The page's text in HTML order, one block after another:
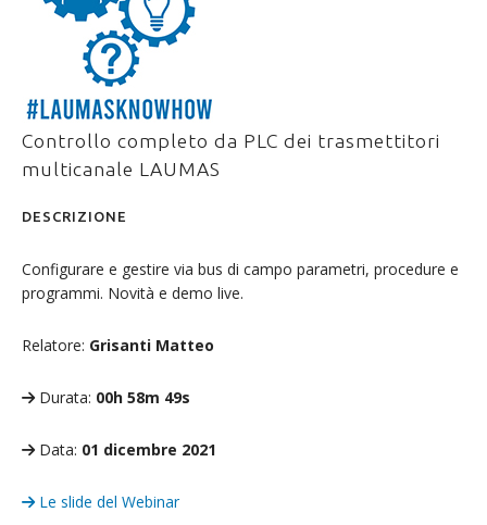
Controllo completo da PLC dei trasmettitori
multicanale LAUMAS
DESCRIZIONE
Configurare e gestire via bus di campo parametri, procedure e
programmi. Novità e demo live.
Relatore: Grisanti Matteo
Durata: 00h 58m 49s
Data: 01 dicembre 2021
Le slide del Webinar